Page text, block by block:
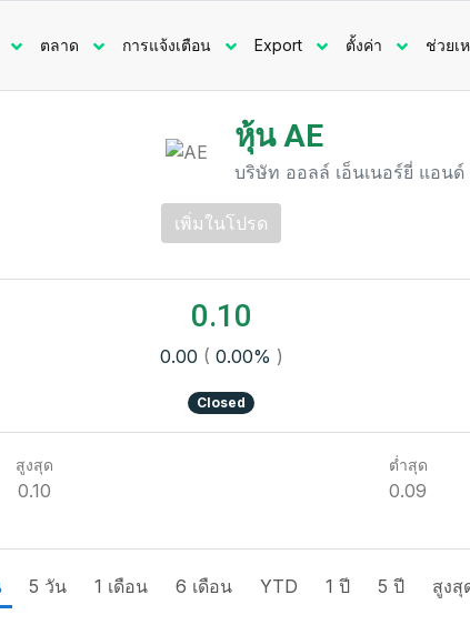
ตลาด การแจ้งเตือน Export ตั้งค่า ช่วยเ
หุ้น AE
บริษัท ออลล์ เอ็นเนอร์ยี่ แอน
เพิ่มในโปรด
0.10
0.00 ( 0.00% )
Closed
สูงสุด
0.10
ต่ำสุด
0.09
5 วัน 1 เดือน 6 เดือน YTD 1 ปี 5 ปี สูงสุ